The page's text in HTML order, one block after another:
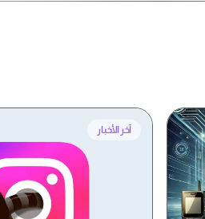
آخر الأخبار